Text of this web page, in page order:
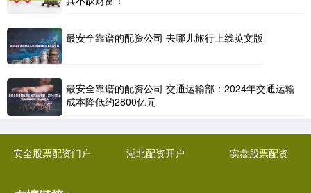
最安全靠谱的配资公司 去哪儿旅行上线英文版
最安全靠谱的配资公司 交通运输部：2024年交通运输
成本降低约2800亿元
安全股票配资门户 湖北配资开户 实盘股票配资